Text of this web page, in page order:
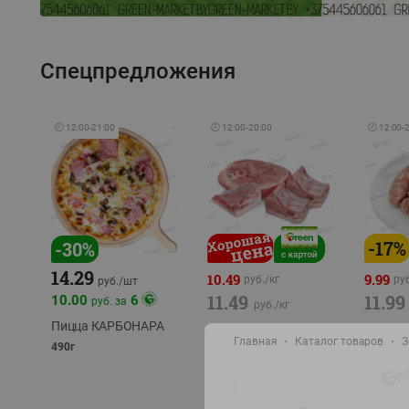
Спецпредложения
🕘 12:00-21:00
-30%
14.29 руб./шт
10.00 руб. за 6
Пицца КАРБОНАРА
490г
🕘 12:00-20:00
10.49 руб./кг
11.49 руб./кг
полуфабрикат,
🕘 12:00-
-17%
9.99
11.99
Главная Каталог товаров